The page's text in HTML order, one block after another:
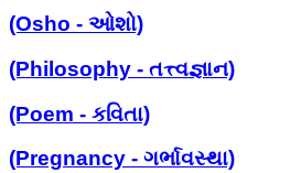
(Osho - ઓશો)
(Philosophy - તત્ત્વજ્ઞાન)
(Poem - કવિતા)
(Pregnancy - ગર્ભાવસ્થા)